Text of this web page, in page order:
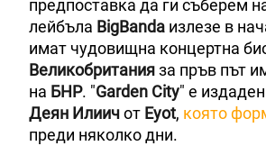
предпоставка да ги съберем
лейбъла BigBanda излезе в
имат чудовищна концертна
Великобританияза пръв път
на БНР. "Garden City" е
Деян Илиичот Eyot, която
преди няколко дни.